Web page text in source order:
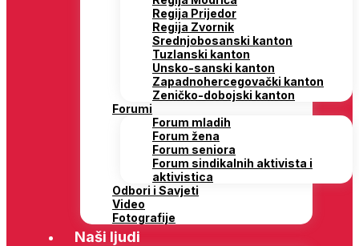
Regija Prijedor
Regija Zvornik
Srednjobosanski kanton
Tuzlanski kanton
Unsko-sanski kanton
Zapadnohercegovački kanton
Zeničko-dobojski kanton
Forumi
Forum mladih
Forum žena
Forum seniora
Forum sindikalnih aktivista i
aktivistica
Odbori i Savjeti
Video
Fotografije
Naši ljudi